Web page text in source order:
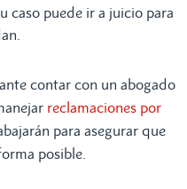
caso puede ir a juicio para
contar con un abogado
reclamaciones por
para asegurar que
posible.